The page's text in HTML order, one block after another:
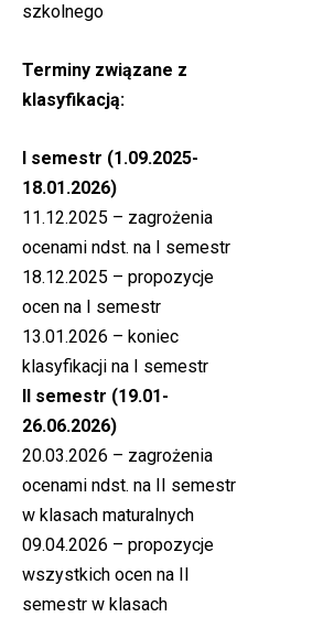
szkolnego
Terminy związane z
klasyfikacją:
I semestr (1.09.2025-
18.01.2026)
11.12.2025 – zagrożenia
ocenami ndst. na I semestr
18.12.2025 – propozycje
ocen na I semestr
13.01.2026 – koniec
klasyfikacji na I semestr
II semestr (19.01-
26.06.2026)
20.03.2026 – zagrożenia
ocenami ndst. na II semestr
w klasach maturalnych
09.04.2026 – propozycje
wszystkich ocen na II
semestr w klasach